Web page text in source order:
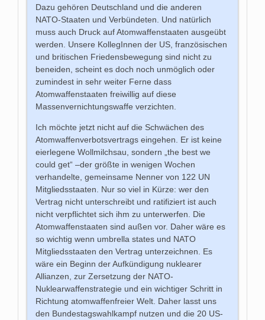
Dazu gehören Deutschland und die anderen
NATO-Staaten und Verbündeten. Und natürlich
muss auch Druck auf Atomwaffenstaaten ausgeübt
werden. Unsere KollegInnen der US, französischen
und britischen Friedensbewegung sind nicht zu
beneiden, scheint es doch noch unmöglich oder
zumindest in sehr weiter Ferne dass
Atomwaffenstaaten freiwillig auf diese
Massenvernichtungswaffe verzichten.
Ich möchte jetzt nicht auf die Schwächen des
Atomwaffenverbotsvertrags eingehen. Er ist keine
eierlegene Wollmilchsau, sondern „the best we
could get“ –der größte in wenigen Wochen
verhandelte, gemeinsame Nenner von 122 UN
Mitgliedsstaaten. Nur so viel in Kürze: wer den
Vertrag nicht unterschreibt und ratifiziert ist auch
nicht verpflichtet sich ihm zu unterwerfen. Die
Atomwaffenstaaten sind außen vor. Daher wäre es
so wichtig wenn umbrella states und NATO
Mitgliedsstaaten den Vertrag unterzeichnen. Es
wäre ein Beginn der Aufkündigung nuklearer
Allianzen, zur Zersetzung der NATO-
Nuklearwaffenstrategie und ein wichtiger Schritt in
Richtung atomwaffenfreier Welt. Daher lasst uns
den Bundestagswahlkampf nutzen und die 20 US-